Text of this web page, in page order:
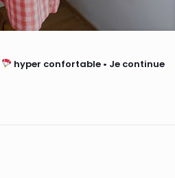
hyper confortable • Je continue